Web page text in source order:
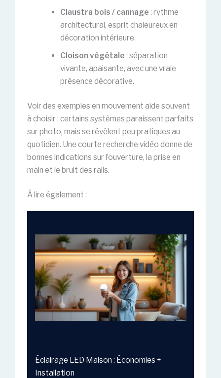
Claustra bois / cannage : rythme
architectural, esprit chaleureux en
décoration intérieure.
Cloison végétale : séparation
vivante, apaisante, avec une vraie
présence décorative.
Voir des exemples en mouvement aide souvent
à choisir : certains systèmes paraissent parfaits
sur photo, mais se révèlent peu pratiques au
quotidien. Une courte recherche vidéo donne de
bonnes indications sur l’ouverture, la prise en
main et le bruit des rails.
À lire également :
Éclairage LED Maison : Économies +
Installation